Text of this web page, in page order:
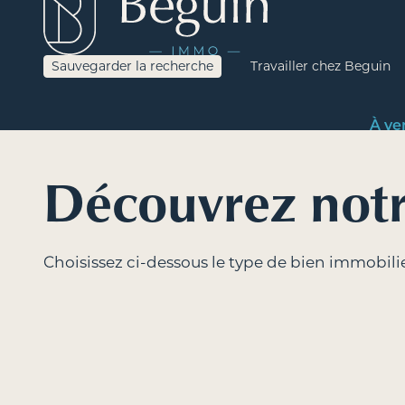
Sauvegarder la recherche Travailler chez Beguin
À
Découvrez
Choisissez ci-dessous le type de bien